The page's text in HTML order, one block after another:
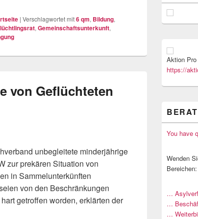
| Verschlagwortet mit6 qm, Bildung,
, Gemeinschaftsunterkunft,
von Geflüchteten
unbegleitete minderjährige
zur prekären Situation von
in Sammelunterkünften
von den Beschränkungen
getroffen worden, erklärten der
von Geflüchteten sichern!
Aktion
https://
You have
Wenden
Bereichen:
…
…
…